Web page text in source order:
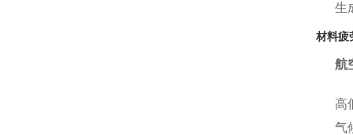
生
材料疲
航
高
气